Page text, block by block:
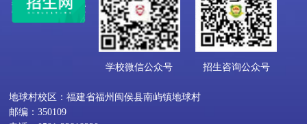
学校微信公众号 招生咨询公众号
地球村校区：福建省福州闽侯县南屿镇地球村
邮编：350109